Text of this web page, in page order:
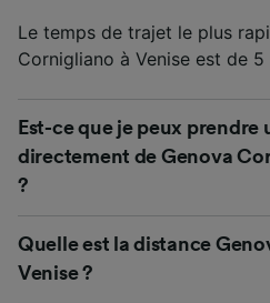
Le temps de trajet le plus
Cornigliano à Venise est de
Est-ce que je peux prendre
directement de Genova
?
Quelle est la distance
Venise ?